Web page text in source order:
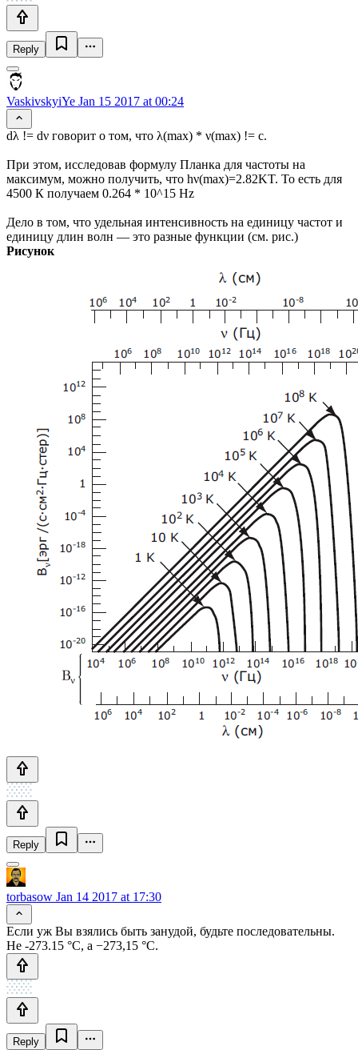
Reply
VaskivskyiYe Jan 15 2017 at 00:24
dλ != dν говорит о том, что λ(max) * ν(max) != c.
При этом, исследовав формулу Планка для частоты на
максимум, можно получить, что hν(max)=2.82KT. То есть для
4500 К получаем 0.264 * 10^15 Hz
Дело в том, что удельная интенсивность на единицу частот и
единицу длин волн — это разные функции (см. рис.)
Рисунок
Reply
torbasow Jan 14 2017 at 17:30
Если уж Вы взялись быть занудой, будьте последовательны.
Не -273.15 °С, а −273,15 °С.
Reply